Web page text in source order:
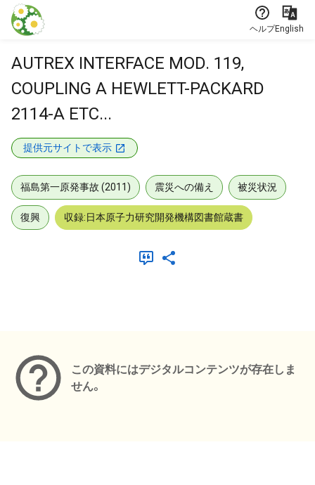
本文に飛ぶ
ヘルプEnglish
AUTREX INTERFACE MOD. 119,
COUPLING A HEWLETT-PACKARD
2114-A ETC...
提供元サイトで表示
福島第一原発事故 (2011) 震災への備え 被災状況
復興 収録:日本原子力研究開発機構図書館蔵書
この資料にはデジタルコンテンツが存在しま
せん。